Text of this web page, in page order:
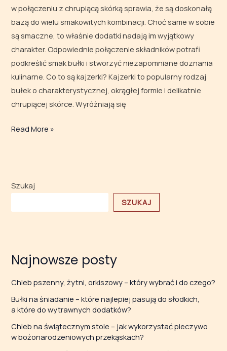
w połączeniu z chrupiącą skórką sprawia, że są doskonałą
bazą do wielu smakowitych kombinacji. Choć same w sobie
są smaczne, to właśnie dodatki nadają im wyjątkowy
charakter. Odpowiednie połączenie składników potrafi
podkreślić smak bułki i stworzyć niezapomniane doznania
kulinarne. Co to są kajzerki? Kajzerki to popularny rodzaj
bułek o charakterystycznej, okrągłej formie i delikatnie
chrupiącej skórce. Wyróżniają się
Read More »
Szukaj
SZUKAJ
Najnowsze posty
Chleb pszenny, żytni, orkiszowy – który wybrać i do czego?
Bułki na śniadanie – które najlepiej pasują do słodkich,
a które do wytrawnych dodatków?
Chleb na świątecznym stole – jak wykorzystać pieczywo
w bożonarodzeniowych przekąskach?